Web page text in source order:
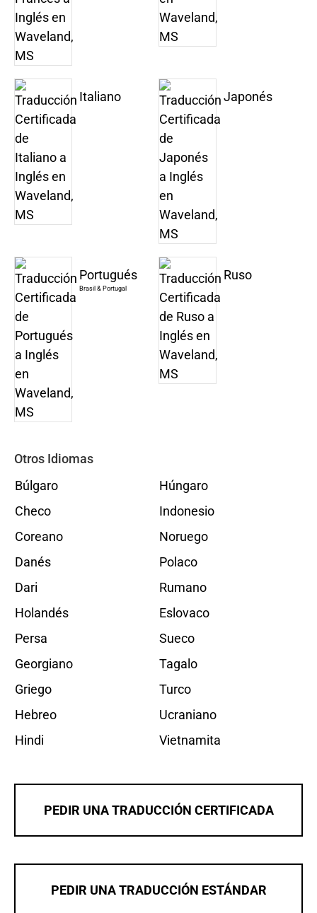
Italiano Japonés
Portugués
Brasil & Portugal
Ruso
Otros Idiomas
Búlgaro
Checo
Coreano
Danés
Dari
Holandés
Persa
Georgiano
Griego
Hebreo
Hindi
Húngaro
Indonesio
Noruego
Polaco
Rumano
Eslovaco
Sueco
Tagalo
Turco
Ucraniano
Vietnamita
PEDIR UNA TRADUCCIÓN CERTIFICADA
PEDIR UNA TRADUCCIÓN ESTÁNDAR